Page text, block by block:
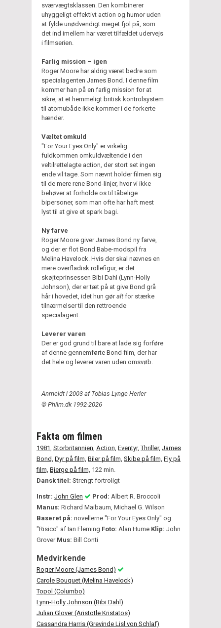
sværvægtsklassen. Den kombinerer
uhyggeligt effektivt action og humor uden
at fylde unødvendigt meget fjol på, som
det ind imellem har været tilfældet udervejs
i filmserien.
Farlig mission – igen
Roger Moore har aldrig været bedre som
specialagenten James Bond. I denne film
kommer han på en farlig mission for at
sikre, at et hemmeligt britisk kontrolsystem
til atomubåde ikke kommer i de forkerte
hænder.
Væltet omkuld
"For Your Eyes Only" er virkelig
fuldkommen omkuldvæltende i den
veltilrettelagte action, der stort set ingen
ende vil tage. Som nævnt holder filmen sig
til de mere rene Bond-linjer, hvor vi ikke
behøver at forholde os til tåbelige
bipersoner, som man ofte har haft mest
lyst til at give et spark bagi.
Ny farve
Roger Moore giver James Bond ny farve,
og der er flot Bond Babe-modspil fra
Melina Havelock. Hvis der skal nævnes en
mere overfladisk rollefigur, er det
skøjteprinsessen Bibi Dahl (Lynn-Holly
Johnson), der er tæt på at give Bond grå
hår i hovedet, idet hun gøralt for stærke
tilnærmelser til den rettroende
specialagent.
Leverer varen
Der er god grund til bare at lade sig forføre
af denne gennemførte Bond-film, der har
det hele og leverer varen uden omsvøb.
Anmeldt i 2003 af Tobias Lynge Herler
© Philm.dk 1992-2026
Fakta om filmen
1981 Storbritannien, Action, Eventyr, Thriller, James
Bond, Dyr på film, Biler på film, Skibe på film, Fly på
film, Bjerge på film, 122 min.
Dansk titel: Strengt fortroligt
Instr: John Glen Prod: Albert R. Broccoli
Manus: Richard Maibaum, Michael G. Wilson
Baseret på: novellerne "For Your Eyes Only" og
"Risico" af Ian Fleming Foto: Alan Hume Klip: John
Grover Mus: Bill Conti
Medvirkende
Roger Moore (James Bond)
Carole Bouquet (Melina Havelock)
Topol (Columbo)
Lynn-Holly Johnson (Bibi Dahl)
Julian Glover (Aristotle Kristatos)
Cassandra Harris (Grevinde Lisl von Schlaf)